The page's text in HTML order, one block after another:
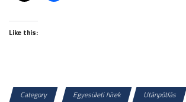
Like this:
Category Egyesületi hírek Utánpótlás